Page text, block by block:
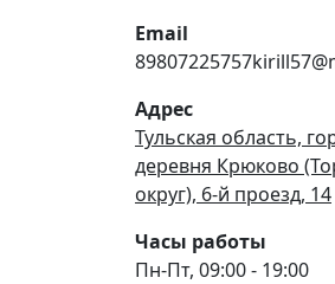
Email
Адрес
Тульская область,
деревня Крюково
округ), 6-й проезд, 14
Часы работы
Пн-Пт, 09:00 - 19:00